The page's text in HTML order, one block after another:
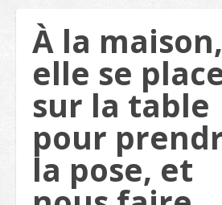
Rencontre
Webcam
À la maison,
elle se
sur la table
pour
la pose, et